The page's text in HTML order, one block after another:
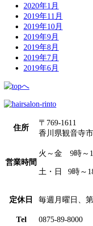
2020年1月
2019年11月
2019年10月
2019年9月
2019年8月
2019年7月
2019年6月
住所
〒769-1611
香川県観音寺
営業時間
火～金 9時～
土・日 9時～
定休日 毎週月曜日、
Tel 0875-89-8000